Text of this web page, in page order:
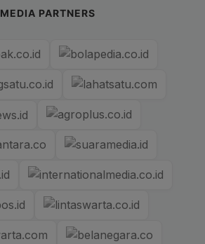
MEDIA PARTNERS